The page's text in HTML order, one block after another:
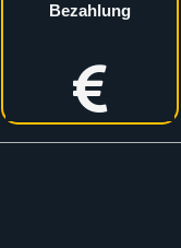
Bezahlung